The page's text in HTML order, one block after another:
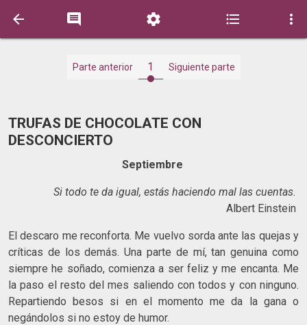
    
Parte anterior 1 Siguiente parte
TRUFAS DE CHOCOLATE CON
DESCONCIERTO
Septiembre
Si todo te da igual, estás haciendo mal las cuentas.
Albert Einstein
El descaro me reconforta. Me vuelvo sorda ante las quejas y
críticas de los demás. Una parte de mí, tan genuina como
siempre he soñado, comienza a ser feliz y me encanta. Me
la paso el resto del mes saliendo con todos y con ninguno.
Repartiendo besos si en el momento me da la gana o
negándolos si no estoy de humor.